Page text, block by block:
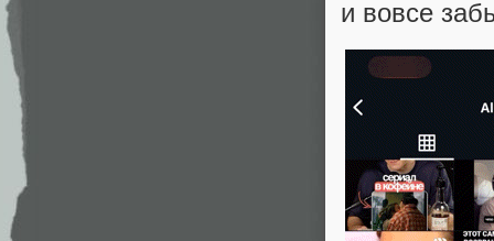
и вовсе